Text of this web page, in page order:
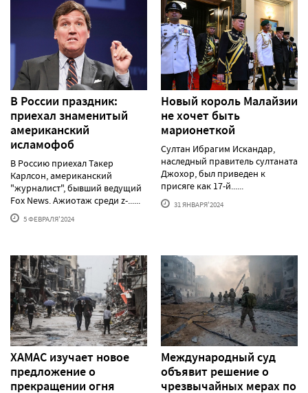
В России праздник:
приехал знаменитый
американский
исламофоб
В Россию приехал Такер
Карлсон, американский
"журналист", бывший ведущий
Fox News. Ажиотаж среди z-......
5 ФЕВРАЛЯ'2024
Новый король Малайзии
не хочет быть
марионеткой
Султан Ибрагим Искандар,
наследный правитель султаната
Джохор, был приведен к
присяге как 17-й......
31 ЯНВАРЯ'2024
ХАМАС изучает новое
предложение о
прекращении огня
Международный суд
объявит решение о
чрезвычайных мерах по